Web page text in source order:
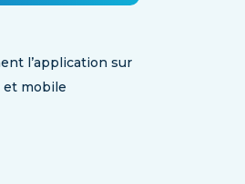
l’application sur
mobile